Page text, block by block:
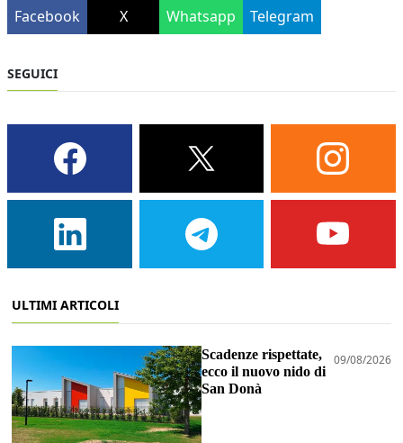
Facebook X Whatsapp Telegram
SEGUICI
ULTIMI ARTICOLI
Scadenze rispettate,
ecco il nuovo nido di
San Donà
09/08/2026